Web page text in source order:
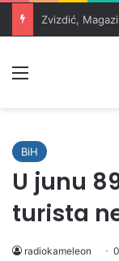
BiH
U junu
turista
radiokameleon